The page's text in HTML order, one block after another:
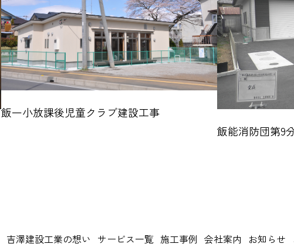
飯一小放課後児童クラブ建設工事
飯能消防団第9
吉澤建設工業の想い サービス一覧 施工事例 会社案内 お知らせ